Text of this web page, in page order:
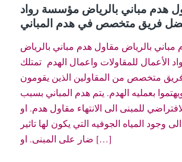
هدم مباني بالرياض مؤسسة رواد
فريق متخصص في هدم المباني
مباني بالرياض مقاول هدم مباني بالرياض
الأعمال للمقاولات واعمال الهدم تمتلك
متخصص من المقاولين الذين يقومون
بعمليه الهدم. يتم هدم المباني بسبب
للمبنى الى الانتهاء مقاول هدم. او
وجود المياه الجوفيه التي يكون لها تاثير
ضار على المبنى. او […]